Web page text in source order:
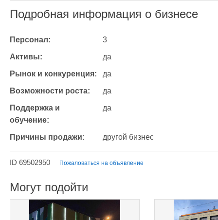
Подробная информация о бизнесе
Персонал: 3
Активы: да
Рынок и конкуренция: да
Возможности роста: да
Поддержка и
обучение:
да
Причины продажи: другой бизнес
ID 69502950 Пожаловаться на объявление
Могут подойти